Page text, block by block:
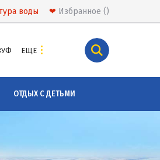
воды ❤ Избранное
ЕЩЕ
ОТДЫХ С ДЕТЬМИ